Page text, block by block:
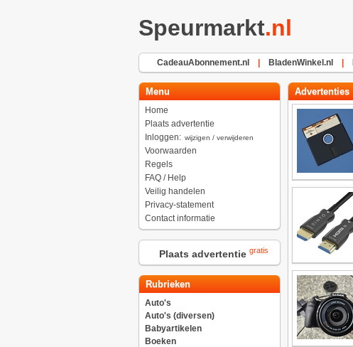
Speurmarkt.nl
CadeauAbonnement.nl BladenWinkel.nl
Menu
Home
Plaats advertentie
Inloggen: wijzigen / verwijderen
Voorwaarden
Regels
FAQ / Help
Veilig handelen
Privacy-statement
Contact informatie
Plaats advertentie gratis
Rubrieken
Auto's
Auto's (diversen)
Babyartikelen
Boeken
Advertenties